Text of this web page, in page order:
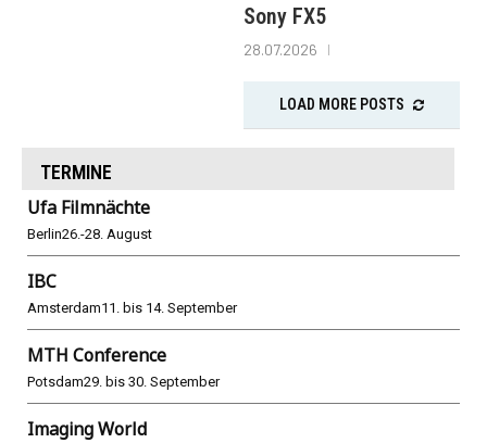
Sony FX5
28.07.2026
LOAD MORE POSTS
TERMINE
Ufa Filmnächte
Berlin26.-28. August
IBC
Amsterdam11. bis 14. September
MTH Conference
Potsdam29. bis 30. September
Imaging World